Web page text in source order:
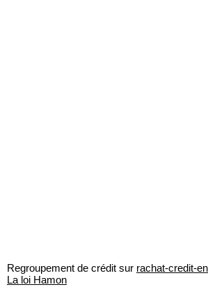
Regroupement de crédit sur rachat-credit-
La loi Hamon